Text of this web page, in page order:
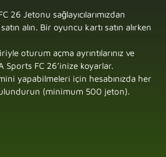
26 Jetonu sağlayıcılarımızdan
alın. Bir oyuncu kartı satın alırken
oturum açma ayrıntılarınız ve
Sports FC 26’inize koyarlar.
yapabilmeleri için hesabınızda her
(minimum 500 jeton).